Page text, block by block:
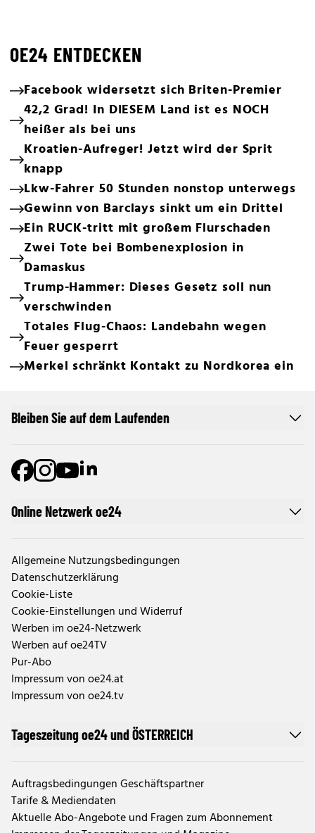
OE24 ENTDECKEN
Facebook widersetzt sich Briten-Premier
42,2 Grad! In DIESEM Land ist es NOCH
heißer als bei uns
Kroatien-Aufreger! Jetzt wird der Sprit
knapp
Lkw-Fahrer 50 Stunden nonstop unterwegs
Gewinn von Barclays sinkt um ein Drittel
Ein RUCK-tritt mit großem Flurschaden
Zwei Tote bei Bombenexplosion in
Damaskus
Trump-Hammer: Dieses Gesetz soll nun
verschwinden
Totales Flug-Chaos: Landebahn wegen
Feuer gesperrt
Merkel schränkt Kontakt zu Nordkorea ein
Online Netzwerk oe24
Allgemeine Nutzungsbedingungen
Datenschutzerklärung
Cookie-Liste
Cookie-Einstellungen und Widerruf
Werben im oe24-Netzwerk
Werben auf oe24TV
Pur-Abo
Impressum von oe24.at
Impressum von oe24.tv
Tageszeitung oe24 und ÖSTERREICH
Auftragsbedingungen Geschäftspartner
Tarife & Mediendaten
Aktuelle Abo-Angebote und Fragen zum Abonnement
Bleiben Sie auf dem Laufenden